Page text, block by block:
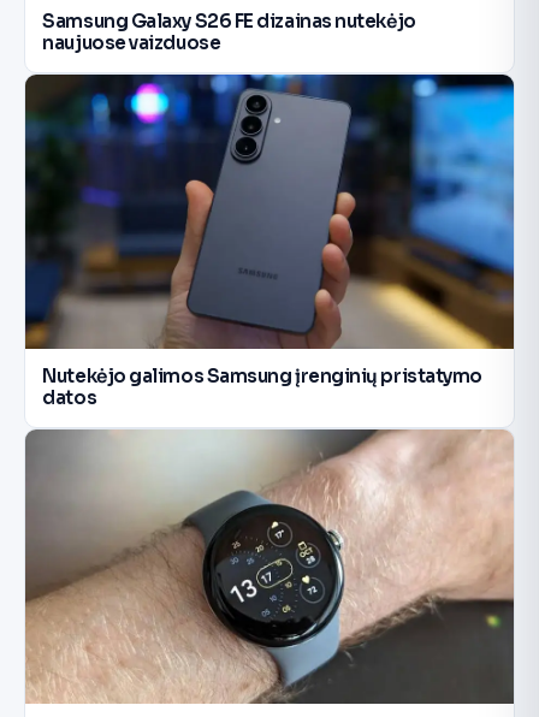
Samsung Galaxy S26 FE dizainas nutekėjo
naujuose vaizduose
Nutekėjo galimos Samsung įrenginių pristatymo
datos